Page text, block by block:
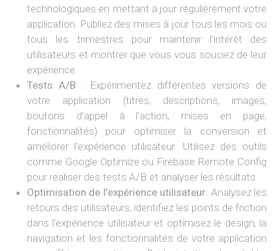
technologiques en mettant à jour régulièrement votre
application. Publiez des mises à jour tous les mois ou
tous les trimestres pour maintenir l’intérêt des
utilisateurs et montrer que vous vous souciez de leur
expérience.
Tests A/B : Expérimentez différentes versions de
votre application (titres, descriptions, images,
boutons d’appel à l’action, mises en page,
fonctionnalités) pour optimiser la conversion et
améliorer l’expérience utilisateur. Utilisez des outils
comme Google Optimize ou Firebase Remote Config
pour réaliser des tests A/B et analyser les résultats.
Optimisation de l’expérience utilisateur: Analysez les
retours des utilisateurs, identifiez les points de friction
dans l’expérience utilisateur et optimisez le design, la
navigation et les fonctionnalités de votre application